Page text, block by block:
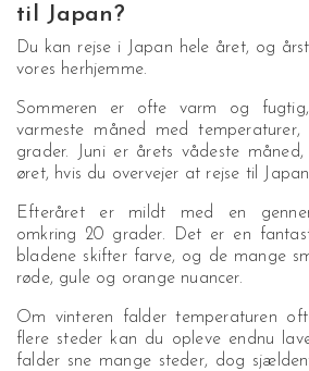
til Japan?
Du kan rejse i Japan hele året, og
vores herhjemme.
Sommeren er ofte varm og
varmeste måned med
grader. Juni er årets vådeste
øret, hvis du overvejer at rejse til
Efteråret er mildt med en
omkring 20 grader. Det er en
bladene skifter farve, og de mange
røde, gule og orange nuancer.
Om vinteren falder temperaturen
flere steder kan du opleve endnu
falder sne mange steder, dog